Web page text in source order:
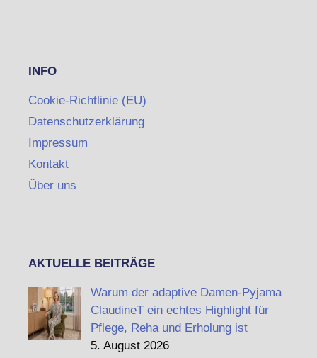
INFO
Cookie-Richtlinie (EU)
Datenschutzerklärung
Impressum
Kontakt
Über uns
AKTUELLE BEITRÄGE
Warum der adaptive Damen-Pyjama
ClaudineT ein echtes Highlight für
Pflege, Reha und Erholung ist
5. August 2026